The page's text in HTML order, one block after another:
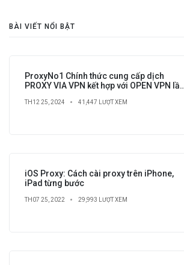
BÀI VIẾT NỔI BẬT
ProxyNo1 Chính thức cung cấp dịch
PROXY VIA VPN kết hợp với OPEN VPN lần
TH12 25, 2024 41,447 LƯỢT XEM
iOS Proxy: Cách cài proxy trên iPhone,
iPad từng bước
TH07 25, 2022 29,993 LƯỢT XEM